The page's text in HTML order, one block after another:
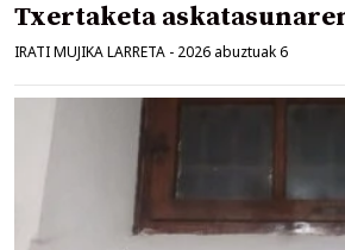
Txertaketa
IRATI MUJIKA LARRETA - 2026 abuztuak 6